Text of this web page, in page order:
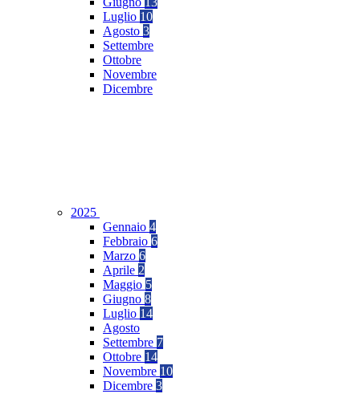
Luglio 10
Agosto 3
Settembre
Ottobre
Novembre
Dicembre
2025
Gennaio 4
Febbraio 6
Marzo 6
Aprile 2
Maggio 5
Giugno 8
Luglio 14
Agosto
Settembre 7
Ottobre 14
Novembre 10
Dicembre 3